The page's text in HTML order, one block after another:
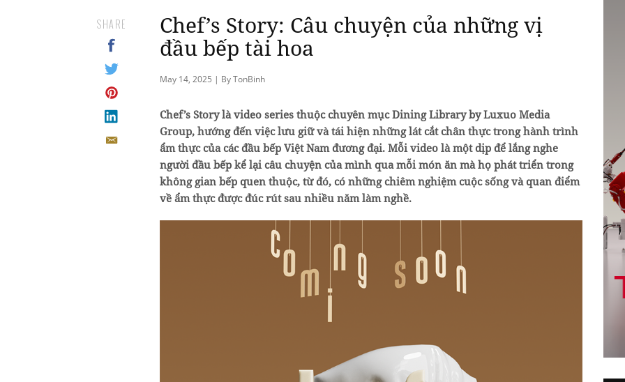
Chef’s Story: Câu chuyện của những vị
đầu bếp tài hoa
May 14, 2025 | By TonBinh
SHARE
Chef’s Story là video series thuộc chuyên mục Dining Library by Luxuo Media
Group, hướng đến việc lưu giữ và tái hiện những lát cắt chân thực trong hành trình
ẩm thực của các đầu bếp Việt Nam đương đại. Mỗi video là một dịp để lắng nghe
người đầu bếp kể lại câu chuyện của mình qua mỗi món ăn mà họ phát triển trong
không gian bếp quen thuộc, từ đó, có những chiêm nghiệm cuộc sống và quan điểm
về ẩm thực được đúc rút sau nhiều năm làm nghề.